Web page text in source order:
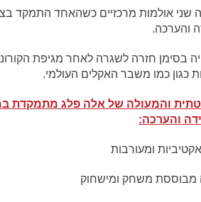
שני אולמות מרכזיים כשהאחד התמקד
והערכה.
בסימן חזרה לשגרה לאחר מגיפת
כגון כמו משבר האקלים העולמי.
והמעולה של אלה פלג מתמקדת
והערכה:
ומעורבות
משחק ומישחוק